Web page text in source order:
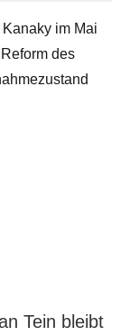
im Mai
des
Tein bleibt